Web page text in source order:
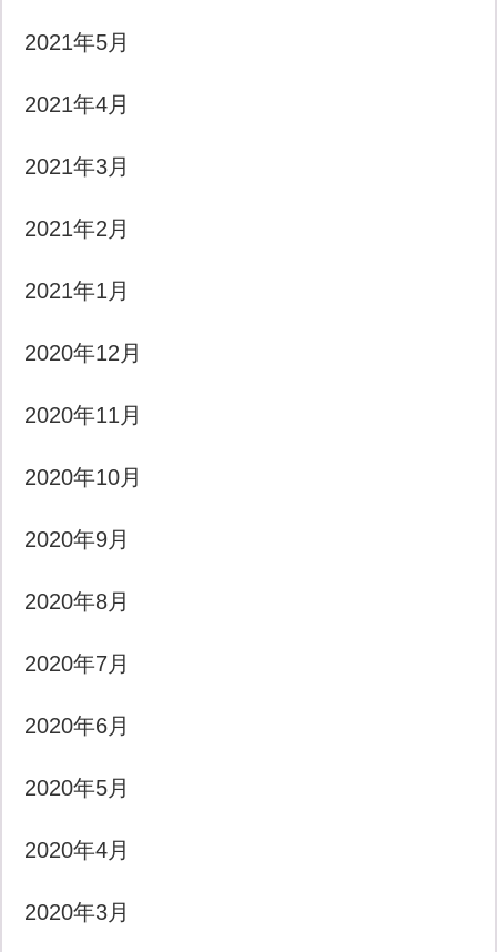
2021年5月
2021年4月
2021年3月
2021年2月
2021年1月
2020年12月
2020年11月
2020年10月
2020年9月
2020年8月
2020年7月
2020年6月
2020年5月
2020年4月
2020年3月